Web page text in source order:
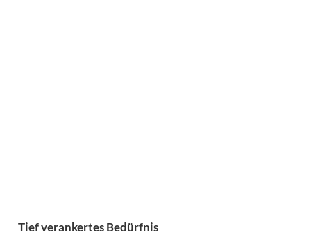
Tief verankertes Bedürfnis